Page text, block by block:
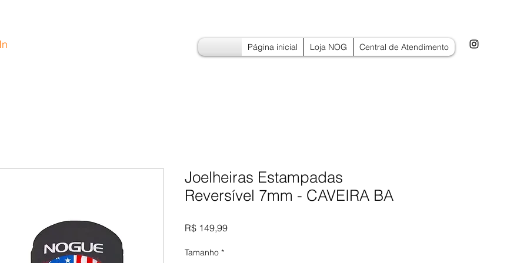
Página inicial Loja NOG Central de Atendimento
Joelheiras Estampadas
Reversível 7mm - CAVEIRA BA
R$ 149,99Preço
Tamanho *